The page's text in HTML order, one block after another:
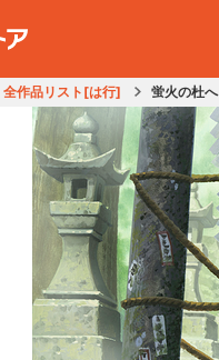
全作品リスト[は行] 蛍火の杜へ